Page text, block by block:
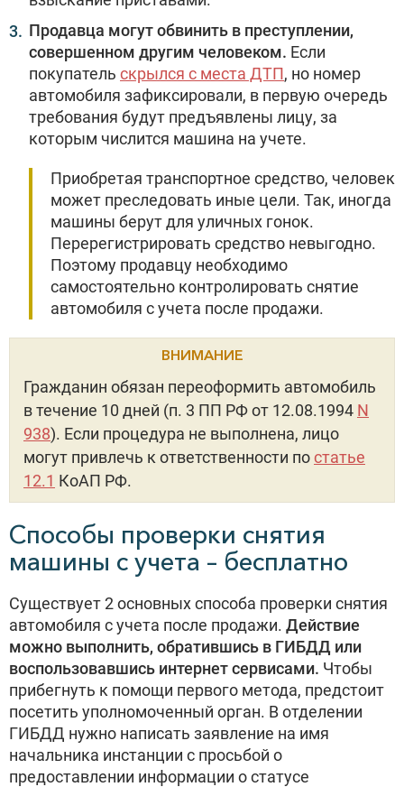
Продавца могут обвинить в преступлении,
совершенном другим человеком. Если
покупатель скрылся с места ДТП, но номер
автомобиля зафиксировали, в первую очередь
требования будут предъявлены лицу, за
которым числится машина на учете.
Приобретая транспортное средство, человек
может преследовать иные цели. Так, иногда
машины берут для уличных гонок.
Перерегистрировать средство невыгодно.
Поэтому продавцу необходимо
самостоятельно контролировать снятие
автомобиля с учета после продажи.
ВНИМАНИЕ
Гражданин обязан переоформить автомобиль
в течение 10 дней (п. 3 ПП РФ от 12.08.1994 N
938). Если процедура не выполнена, лицо
могут привлечь к ответственности постатье
12.1 КоАП РФ.
Способы проверки снятия
машины с учета – бесплатно
Существует 2 основных способа проверки снятия
автомобиля с учета после продажи. Действие
можно выполнить, обратившись в ГИБДД или
воспользовавшись интернет сервисами. Чтобы
прибегнуть к помощи первого метода, предстоит
посетить уполномоченный орган. В отделении
ГИБДД нужно написать заявление на имя
начальника инстанции с просьбой о
предоставлении информации о статусе